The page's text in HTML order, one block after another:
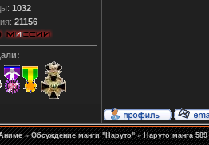
1032
21156
» Обсуждение манги "Наруто" » Наруто манга